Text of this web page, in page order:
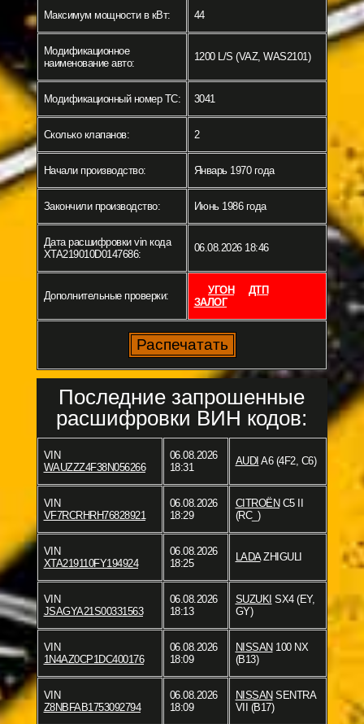
Максимум мощности в кВт: 44
Модификационное
наименование авто:
1200 L/S (VAZ, WAS2101)
Модификационный номер ТС: 3041
Сколько клапанов: 2
Начали производство: Январь 1970 года
Закончили производство: Июнь 1986 года
Дата расшифровки vin кода
XTA219010D0147686:
06.08.2026 18:46
Дополнительные проверки: УГОН
ДТП
ЗАЛОГ
Последние запрошенные
расшифровки ВИН кодов:
VIN
WAUZZZ4F38N056266
06.08.2026
18:31
AUDI A6 (4F2, C6)
VIN
VF7RCRHRH76828921
06.08.2026
18:29
CITROËN C5 II
(RC_)
VIN
XTA219110FY194924
06.08.2026
18:25
LADAZHIGULI
VIN
JSAGYA21S00331563
06.08.2026
18:13
SUZUKI SX4 (EY,
GY)
VIN
1N4AZ0CP1DC400176
06.08.2026
18:09
NISSAN 100 NX
(B13)
VIN
Z8NBFAB1753092794
06.08.2026
18:09
NISSAN SENTRA
VII (B17)